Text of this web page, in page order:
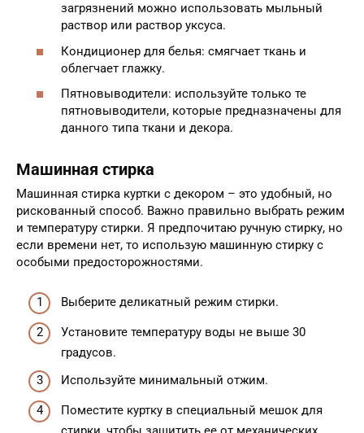
загрязнений можно использовать мыльный
раствор или раствор уксуса.
Кондиционер для белья: смягчает ткань и
облегчает глажку.
Пятновыводители: используйте только те
пятновыводители, которые предназначены для
данного типа ткани и декора.
Машинная стирка
Машинная стирка куртки с декором – это удобный, но
рискованный способ. Важно правильно выбрать режим
и температуру стирки. Я предпочитаю ручную стирку, но
если времени нет, то использую машинную стирку с
особыми предосторожностями.
Выберите деликатный режим стирки.
Установите температуру воды не выше 30
градусов.
Используйте минимальный отжим.
Поместите куртку в специальный мешок для